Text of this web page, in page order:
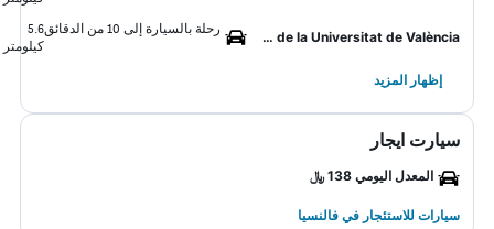
Jardí Botànic de la Universitat de València
رحلة بالسيارة إلى 10 من الدقائق
5.6
كيلومتر
إظهار المزيد
سيارت ايجار
المعدل اليومي 138 ﷼
سيارات للاستئجار في فالنسيا